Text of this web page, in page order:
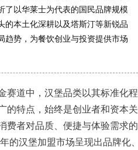
了以华莱士为代表的国民品牌规模
的本土化深耕以及塔斯汀等新锐品
趋势，为餐饮创业与投资提供市场
赛道中，汉堡品类以其标准化程
的特点，始终是创业者和资本关
费者对品质、便捷与体验需求的
的汉堡加盟市场呈现出品牌化、